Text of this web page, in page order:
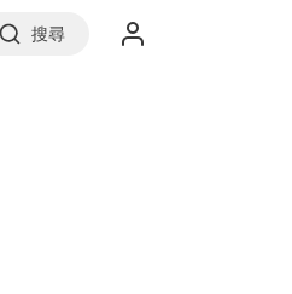
搜尋